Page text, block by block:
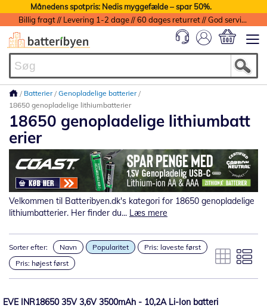
Månedens spotpris: Nedis myggefælde – spar 50%.
Billig fragt // Levering 1-2 dage // 60 dages returret // God service med garanti
Batterier Genopladelige batterier
18650 genopladelige lithiumbatterier
18650 genopladelige lithiumbatt
erier
Velkommen til Batteribyen.dk's kategori for 18650 genopladelige
lithiumbatterier. Her finder du... Læs mere
Sorter efter: Navn Popularitet
Pris: laveste først
Pris: højest først
EVE INR18650 35V 3,6V 3500mAh - 10,2A Li-Ion batteri